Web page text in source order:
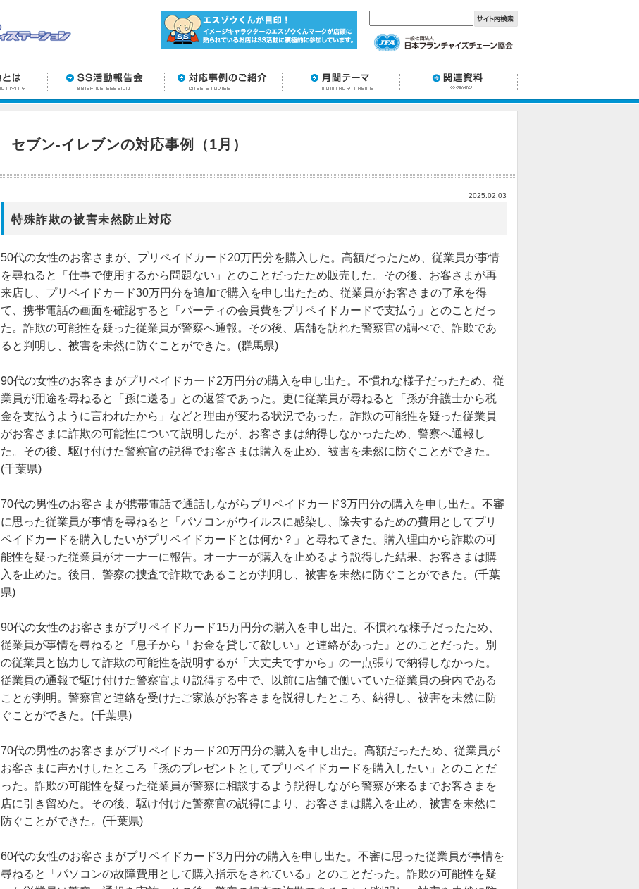
セブン-イレブンの対応事例（1月）
2025.02.03
特殊詐欺の被害未然防止対応
50代の女性のお客さまが、プリペイドカード20万円分を購入した。高額だったため、従業員が事情
を尋ねると「仕事で使用するから問題ない」とのことだったため販売した。その後、お客さまが再
来店し、プリペイドカード30万円分を追加で購入を申し出たため、従業員がお客さまの了承を得
て、携帯電話の画面を確認すると「パーティの会員費をプリペイドカードで支払う」とのことだっ
た。詐欺の可能性を疑った従業員が警察へ通報。その後、店舗を訪れた警察官の調べで、詐欺であ
ると判明し、被害を未然に防ぐことができた。(群馬県)
90代の女性のお客さまがプリペイドカード2万円分の購入を申し出た。不慣れな様子だったため、従
業員が用途を尋ねると「孫に送る」との返答であった。更に従業員が尋ねると「孫が弁護士から税
金を支払うように言われたから」などと理由が変わる状況であった。詐欺の可能性を疑った従業員
がお客さまに詐欺の可能性について説明したが、お客さまは納得しなかったため、警察へ通報し
た。その後、駆け付けた警察官の説得でお客さまは購入を止め、被害を未然に防ぐことができた。
(千葉県)
70代の男性のお客さまが携帯電話で通話しながらプリペイドカード3万円分の購入を申し出た。不審
に思った従業員が事情を尋ねると「パソコンがウイルスに感染し、除去するための費用としてプリ
ペイドカードを購入したいがプリペイドカードとは何か？」と尋ねてきた。購入理由から詐欺の可
能性を疑った従業員がオーナーに報告。オーナーが購入を止めるよう説得した結果、お客さまは購
入を止めた。後日、警察の捜査で詐欺であることが判明し、被害を未然に防ぐことができた。(千葉
県)
90代の女性のお客さまがプリペイドカード15万円分の購入を申し出た。不慣れな様子だったため、
従業員が事情を尋ねると『息子から「お金を貸して欲しい」と連絡があった』とのことだった。別
の従業員と協力して詐欺の可能性を説明するが「大丈夫ですから」の一点張りで納得しなかった。
従業員の通報で駆け付けた警察官より説得する中で、以前に店舗で働いていた従業員の身内である
ことが判明。警察官と連絡を受けたご家族がお客さまを説得したところ、納得し、被害を未然に防
ぐことができた。(千葉県)
70代の男性のお客さまがプリペイドカード20万円分の購入を申し出た。高額だったため、従業員が
お客さまに声かけしたところ「孫のプレゼントとしてプリペイドカードを購入したい」とのことだ
った。詐欺の可能性を疑った従業員が警察に相談するよう説得しながら警察が来るまでお客さまを
店に引き留めた。その後、駆け付けた警察官の説得により、お客さまは購入を止め、被害を未然に
防ぐことができた。(千葉県)
60代の女性のお客さまがプリペイドカード3万円分の購入を申し出た。不審に思った従業員が事情を
尋ねると「パソコンの故障費用として購入指示をされている」とのことだった。詐欺の可能性を疑